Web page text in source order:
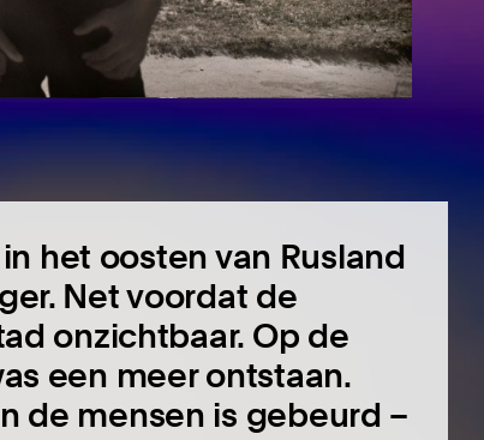
het oosten van Rusland
Net voordat de
onzichtbaar. Op de
een meer ontstaan.
de mensen is gebeurd –